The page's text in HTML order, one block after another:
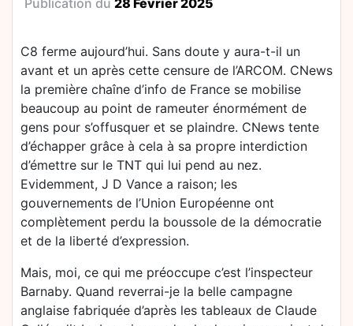
Publication du 28 Février 2025
C8 ferme aujourd’hui. Sans doute y aura-t-il un
avant et un après cette censure de l’ARCOM. CNews
la première chaîne d’info de France se mobilise
beaucoup au point de rameuter énormément de
gens pour s’offusquer et se plaindre. CNews tente
d’échapper grâce à cela à sa propre interdiction
d’émettre sur le TNT qui lui pend au nez.
Evidemment, J D Vance a raison; les
gouvernements de l’Union Européenne ont
complètement perdu la boussole de la démocratie
et de la liberté d’expression.
Mais, moi, ce qui me préoccupe c’est l’inspecteur
Barnaby. Quand reverrai-je la belle campagne
anglaise fabriquée d’après les tableaux de Claude